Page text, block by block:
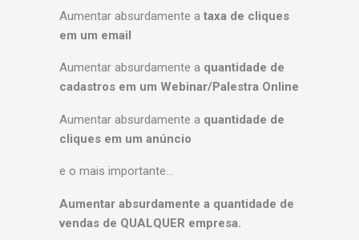
Aumentar absurdamente a taxa de cliques
em um email
Aumentar absurdamente a quantidade de
cadastros em um Webinar/Palestra Online
Aumentar absurdamente a quantidade de
cliques em um anúncio
e o mais importante…
Aumentar absurdamente a quantidade de
vendas de QUALQUER empresa.